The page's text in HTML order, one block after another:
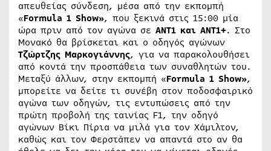
απευθείας σύνδεση, μέσα από την εκπομπή
«Formula 1 Show», που ξεκινά στις 15:00 μία
ώρα πριν από τον αγώνα σε ΑΝΤ1 και ΑΝΤ1+. Στο
Μονακό θα βρίσκεται και ο οδηγός αγώνων
Τζώρτζης Μαρκογιάννης, για να παρακολουθήσει
από κοντά την προσπάθεια των συναθλητών του.
Μεταξύ άλλων, στην εκπομπή «Formula 1 Show»,
μπορείτε να δείτε τι συνέβη στον ποδοσφαιρικό
αγώνα των οδηγών, τις εντυπώσεις από την
πρώτη προβολή της ταινίας F1, την οδηγό
αγώνων Βίκι Πίρια να μιλά για τον Χάμιλτον,
καθώς και τον Φερστάπεν να απαντά στο αν θα